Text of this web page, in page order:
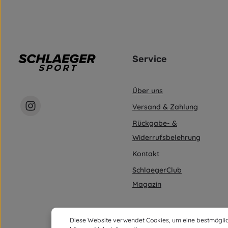
Service
Über uns
Versand & Zahlung
Rückgabe- &
Widerrufsbelehrung
Kontakt
SchlaegerClub
Magazin
Diese Website verwendet Cookies, um eine